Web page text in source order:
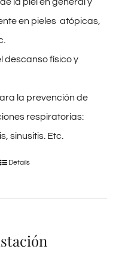
en pieles atópicas,
descanso físico y
la prevención de
respiratorias:
sinusitis. Etc.
Details